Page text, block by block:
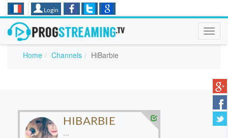
Login
Home Channels HiBarbie
HIBARBIE
...